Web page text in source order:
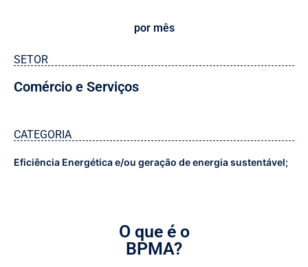
por mês
SETOR
Comércio e Serviços
CATEGORIA
Eficiência Energética e/ou geração de energia sustentável;
O que é o
BPMA?